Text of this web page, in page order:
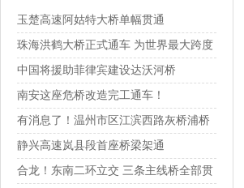
玉楚高速阿姑特大桥单幅贯通
珠海洪鹤大桥正式通车 为世界最大跨度
串联...
中国将援助菲律宾建设达沃河桥
南安这座危桥改造完工通车！
有消息了！温州市区江滨西路灰桥浦桥
预计1...
静兴高速岚县段首座桥梁架通
合龙！东南二环立交 三条主线桥全部贯